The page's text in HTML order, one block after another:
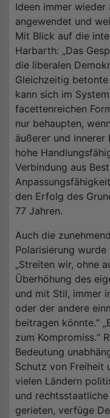
Ideen immer wieder
angewendet und
Mit Blick auf die
Harbarth: „Das
die liberalen
Gleichzeitig
kann sich im
facettenreichen
nur behaupten,
äußerer und innerer
hohe
Verbindung aus
den Erfolg des
77 Jahren.
Auch die
Polarisierung
„Streiten wir, ohne
Überhöhung des
und mit Stil, immer
oder der andere
beitragen könnte.“
zum Kompromiss.“
Bedeutung
Schutz von Freiheit
vielen Ländern
und
gerieten, verfüge